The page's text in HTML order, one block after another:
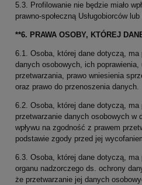
5.3. Profilowanie nie będzie miało
prawno-społeczną Usługobiorców
**6. PRAWA OSOBY, KTÓREJ
6.1. Osoba, której dane dotyczą, ma
danych osobowych, ich
przetwarzania, prawo wniesienia
oraz prawo do przenoszenia danych.
6.2. Osoba, której dane dotyczą, ma
przetwarzanie danych osobowych w
wpływu na zgodność z prawem
podstawie zgody przed jej
6.3. Osoba, której dane dotyczą, ma
organu nadzorczego ds. ochrony
że przetwarzanie jej danych